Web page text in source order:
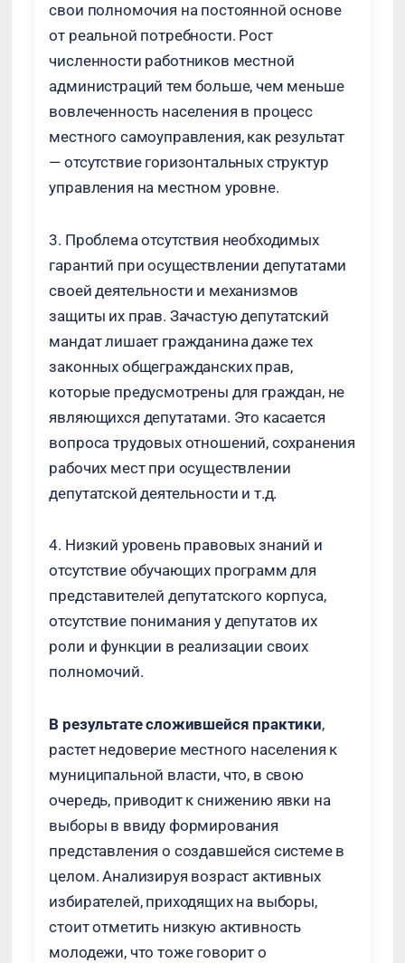
свои полномочия на постоянной основе
от реальной потребности. Рост
численности работников местной
администраций тем больше, чем меньше
вовлеченность населения в процесс
местного самоуправления, как результат
— отсутствие горизонтальных структур
управления на местном уровне.
3. Проблема отсутствия необходимых
гарантий при осуществлении депутатами
своей деятельности и механизмов
защиты их прав. Зачастую депутатский
мандат лишает гражданина даже тех
законных общегражданских прав,
которые предусмотрены для граждан, не
являющихся депутатами. Это касается
вопроса трудовых отношений, сохранения
рабочих мест при осуществлении
депутатской деятельности и т.д.
4. Низкий уровень правовых знаний и
отсутствие обучающих программ для
представителей депутатского корпуса,
отсутствие понимания у депутатов их
роли и функции в реализации своих
полномочий.
В результате сложившейся практики,
растет недоверие местного населения к
муниципальной власти, что, в свою
очередь, приводит к снижению явки на
выборы в ввиду формирования
представления о создавшейся системе в
целом. Анализируя возраст активных
избирателей, приходящих на выборы,
стоит отметить низкую активность
молодежи, что тоже говорит о